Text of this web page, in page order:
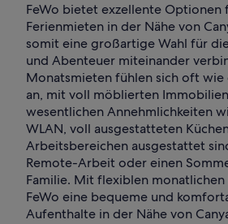
FeWo bietet exzellente Optionen
Ferienmieten in der Nähe von
somit eine großartige Wahl für
und Abenteuer miteinander
Monatsmieten fühlen sich oft wie
an, mit voll möblierten
wesentlichen Annehmlichkeiten
WLAN, voll ausgestatteten
Arbeitsbereichen ausgestattet
Remote-Arbeit oder einen
Familie. Mit flexiblen
FeWo eine bequeme und
Aufenthalte in der Nähe von